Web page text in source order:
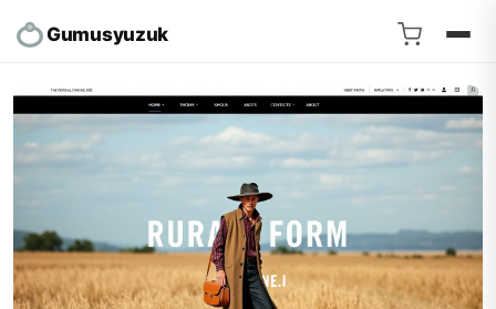
Gumusyuzuk